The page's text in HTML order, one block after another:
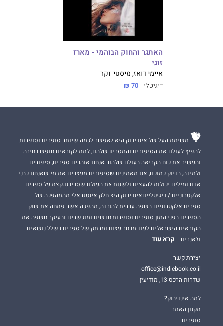
האתגר והחוק הבוהמי - מארז
זוגי
איימי דואז, מיסטי ווקר
דיגיטלי 70 ₪
משימת העל של אינדיבוק היא לאפשר לכמה שיותר סופרים וסופרות
להפיץ לעולם את הסיפורים והמסרים שלהם, לתת לקוראים חופש בחירה
והעשיר את כוח הקריאה בעולם שלהם. אנחנו אוהבים ספרים, סיפורים
ולמידה, בדיוק כמוכם, אנו מאמינים שסיפורים מעצבים את מי שאנחנו כבני
אדם ומילים יכולות להעצים ולשנות את העולם שסביבנו.קצת על ספרים
אלקטרוניים / דיגיטלייםאינדיבוק היא חלק אינטגראלי מהמהפכה של
ספרים אלקטרוניים בשפה עברית להורדה, מהפכה אשר פתחה את שוק
הספרים בפני המון סופרים וסופרות חדשים ומוכשרים ובעיקר חשפה את
הקוראים הישראלים לעוד מבחר עצום ומרתק של ספרים בשלל נושאים
וז'אנרים.
קרא עוד
יצירת קשר
office@indiebook.co.il
שדרות הרכס 13, מודיעין
למה אינדיבוק?
תקנון האתר
סופרים